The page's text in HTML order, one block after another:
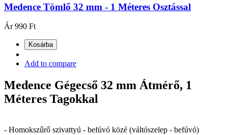
Medence Tömlő 32 mm - 1 Méteres Osztással
Ár 990 Ft
Kosárba
Add to compare
Medence Gégecső 32 mm Átmérő, 1
Méteres Tagokkal
- Homokszűrő szivattyú - befúvó közé (váltószelep - befúvó)